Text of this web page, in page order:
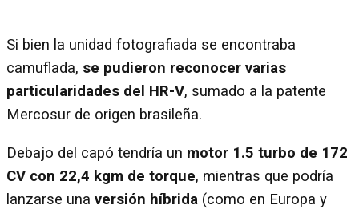
Si bien la unidad fotografiada se encontraba
camuflada, se pudieron reconocer varias
particularidades del HR-V, sumado a la patente
Mercosur de origen brasileña.
Debajo del capó tendría un motor 1.5 turbo de 172
CV con 22,4 kgm de torque, mientras que podría
lanzarse una versión híbrida (como en Europa y